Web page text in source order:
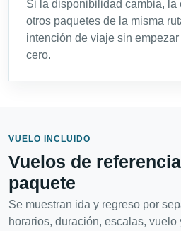
Si la disponibilidad cambia, la
otros paquetes de la misma
intención de viaje sin
cero.
VUELO INCLUIDO
Vuelos de
paquete
Se muestran ida y regreso por
horarios, duración, escalas, vuelo